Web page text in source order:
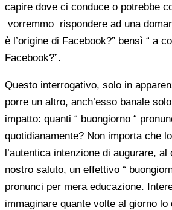
capire dove ci conduce o potrebbe
vorremmo rispondere ad una
è l’origine di Facebook?” bensì “ a
Facebook?”.
Questo interrogativo, solo in
porre un altro, anch’esso banale
impatto: quanti “ buongiorno “
quotidianamente? Non importa che
l’autentica intenzione di augurare, al
nostro saluto, un effettivo “
pronunci per mera educazione.
immaginare quante volte al giorno